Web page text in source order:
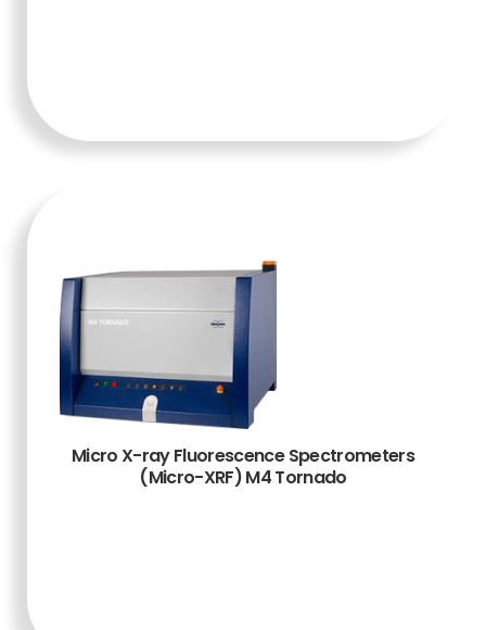
Micro X-ray Fluorescence Spectrometers
(Micro-XRF) M4 Tornado